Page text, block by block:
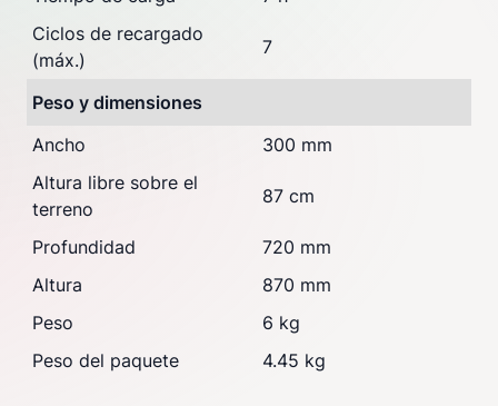
Ciclos de recargado
(máx.)
7
Peso y dimensiones
Ancho
300 mm
Altura libre sobre el
terreno
87 cm
Profundidad
720 mm
Altura
870 mm
Peso
6 kg
Peso del paquete
4.45 kg